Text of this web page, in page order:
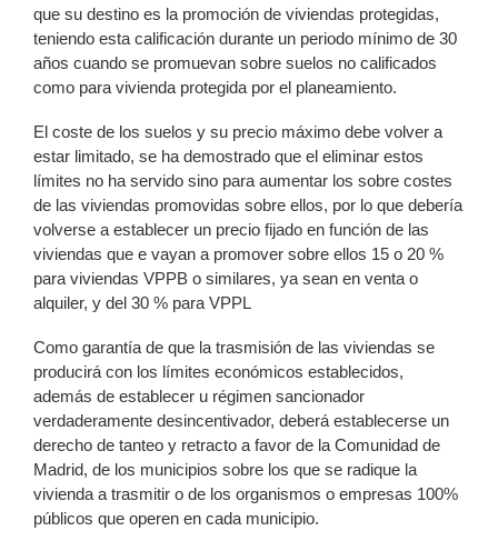
que su destino es la promoción de viviendas protegidas,
teniendo esta calificación durante un periodo mínimo de 30
años cuando se promuevan sobre suelos no calificados
como para vivienda protegida por el planeamiento.
El coste de los suelos y su precio máximo debe volver a
estar limitado, se ha demostrado que el eliminar estos
límites no ha servido sino para aumentar los sobre costes
de las viviendas promovidas sobre ellos, por lo que debería
volverse a establecer un precio fijado en función de las
viviendas que e vayan a promover sobre ellos 15 o 20 %
para viviendas VPPB o similares, ya sean en venta o
alquiler, y del 30 % para VPPL
Como garantía de que la trasmisión de las viviendas se
producirá con los límites económicos establecidos,
además de establecer u régimen sancionador
verdaderamente desincentivador, deberá establecerse un
derecho de tanteo y retracto a favor de la Comunidad de
Madrid, de los municipios sobre los que se radique la
vivienda a trasmitir o de los organismos o empresas 100%
públicos que operen en cada municipio.